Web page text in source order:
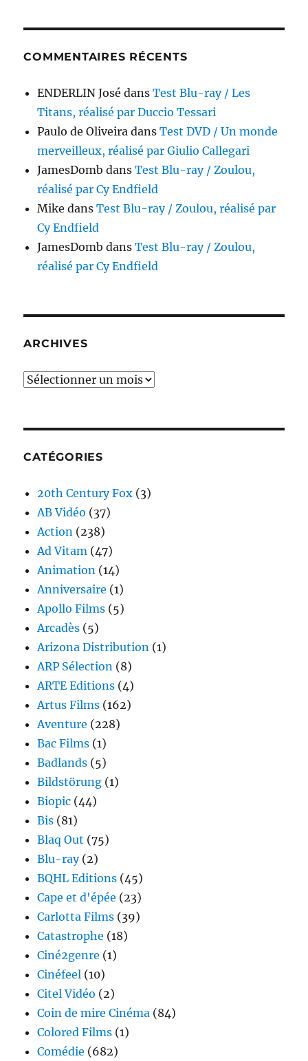
COMMENTAIRES RÉCENTS
ENDERLIN José dansTest Blu-ray / Les
Titans, réalisé par Duccio Tessari
Paulo de Oliveira dansTest DVD / Un monde
merveilleux, réalisé par Giulio Callegari
JamesDomb dansTest Blu-ray / Zoulou,
réalisé par Cy Endfield
Mike dansTest Blu-ray / Zoulou, réalisé par
Cy Endfield
JamesDomb dansTest Blu-ray / Zoulou,
réalisé par Cy Endfield
ARCHIVES
Archives
CATÉGORIES
20th Century Fox (3)
AB Vidéo (37)
Action (238)
Ad Vitam (47)
Animation (14)
Anniversaire (1)
Apollo Films (5)
Arcadès (5)
Arizona Distribution (1)
ARP Sélection (8)
ARTE Editions (4)
Artus Films (162)
Aventure (228)
Bac Films (1)
Badlands (5)
Bildstörung (1)
Biopic (44)
Bis (81)
Blaq Out (75)
Blu-ray(2)
BQHL Editions (45)
Cape et d'épée (23)
Carlotta Films (39)
Catastrophe (18)
Ciné2genre (1)
Cinéfeel (10)
Citel Vidéo (2)
Coin de mire Cinéma (84)
Colored Films (1)
Comédie (682)